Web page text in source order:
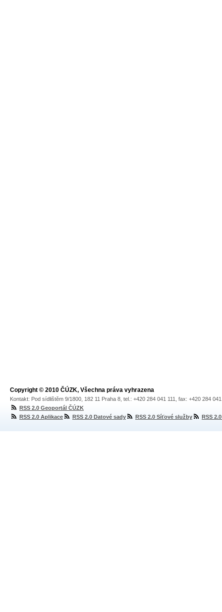
Copyright © 2010 ČÚZK, Všechna práva vyhrazena
Kontakt: Pod sídlištěm 9/1800, 182 11 Praha 8, tel.: +420 284 041 111, fax: +420 284
RSS 2.0 Geoportál ČÚZK
RSS 2.0 Aplikace
RSS 2.0 Datové sady RSS 2.0 Síťové služby RSS